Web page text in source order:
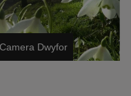
Dwyfor